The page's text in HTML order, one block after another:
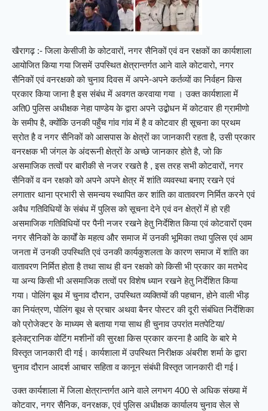
खैरागढ़ :- जिला केसीजी के कोटवारों, नगर सैनिकों एवं वन रक्षकों का कार्यशाला
आयोजित किया गया जिसमें उपस्थित क्षेत्रान्तर्गत आने वाले कोटवारो, नगर
सैनिकों एवं वनरक्षको को चुनाव दिवस में अपने-अपने कर्तव्यों का निर्वहन किस
प्रकार किया जाना है इस संबंध में अवगत करवाया गया । उक्त कार्यशाला में
अति0 पुलिस अधीक्षक नेहा पाण्डेय के द्वारा अपने उद्बोधन में कोटवार ही ग्रामीणो
के समीप है, क्योंकि उनकी पहुँच गांव गांव में है व कोटवार ही सूचना का प्रथम
स्रोत है व नगर सैनिकों को आसपास के क्षेत्रों का जानकारी रहता है, उसी प्रकार
वनरक्षक भी जंगल के अंदरूनी क्षेत्रों के अच्छे जानकार होते है, जो कि
असमाजिक तत्वों पर बारीकी से नजर रखते है , इस तरह सभी कोटवारों, नगर
सैनिकों व वन रक्षको को अपने अपने क्षेत्र में शांति व्यवस्था बनाए रखने एवं
लगातार थाना प्रभारी से समन्वय स्थापित कर शांति का वातावरण निर्मित करने एवं
अवैध गतिविधियों के संबंध में पुलिस को सूचना देने एवं वन क्षेत्रों में हो रही
असमाजिक गतिविधियों पर पैनी नजर रखने हेतु निर्देशित किया एवं कोटवारों एवम
नगर सैनिकों के कार्यों के महत्व और समाज में उनकी भूमिका तथा पुलिस एवं आम
जनता में उनकी उपस्थिति एवं उनकी कार्यकुशलता के कारण समाज में शांति का
वातावरण निर्मित होता है तथा साथ ही वन रक्षको को किसी भी प्रकार का मतभेद
या अन्य किसी भी असमाजिक तत्वों पर विशेष ध्यान रखने हेतु निर्देशित किया
गया। पोलिंग बूथ में चुनाव दौरान, उपस्थित व्यक्तियों की पहचान, होने वाली भीड़
का नियंत्रण, पोलिंग बूथ से प्रचार अथवा बैनर पोस्टर की दूरी संबंधित निर्देशिका
को प्रोजेक्टर के माध्यम से बताया गया साथ ही चुनाव उपरांत मतपेटिया/
इलेक्ट्रानिक वोटिंग मशीनों की सुरक्षा किस प्रकार करना है आदि के बारे मे
विस्तृत जानकारी दी गई। कार्यशाला में उपस्थित निरीक्षक अंबरीश शर्मा के द्वारा
चुनाव दौरान आदर्श आचार सहिता व कानून संबंधी विस्तृत जानकारी दी गई l
उक्त कार्यशाला में जिला क्षेत्रान्तर्गत आने वाले लगभग 400 से अधिक संख्या में
कोटवार, नगर सैनिक, वनरक्षक, एवं पुलिस अधीक्षक कार्यालय चुनाव सेल से